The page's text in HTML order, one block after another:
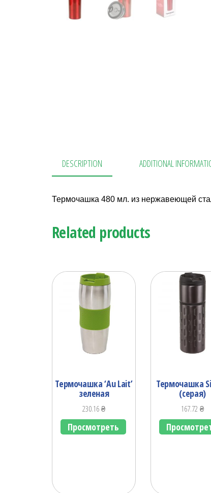
DESCRIPTION ADDITIONAL
Термочашка 480 мл. из нержавеющей
Related products
Термочашка ‘Au Lait’
зеленая
230.16₴
Просмотреть
Термочашка
(серая)
167.72₴